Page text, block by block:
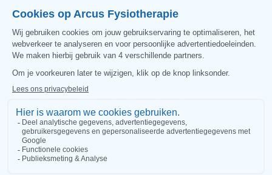
Volg ons
Arcus Sportfysiotherapie
Arcus Fysiotherapie